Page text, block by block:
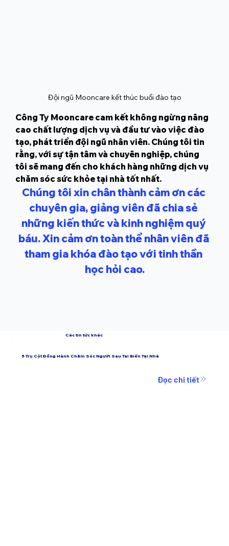
Đội ngũ Mooncare kết thúc buổi đào tạo
Công Ty Mooncare cam kết không ngừng nâng
cao chất lượng dịch vụ và đầu tư vào việc đào
tạo, phát triển đội ngũ nhân viên. Chúng tôi tin
rằng, với sự tận tâm và chuyên nghiệp, chúng
tôi sẽ mang đến cho khách hàng những dịch vụ
chăm sóc sức khỏe tại nhà tốt nhất.
Chúng tôi xin chân thành cảm ơn các
chuyên gia, giảng viên đã chia sẻ
những kiến thức và kinh nghiệm quý
báu. Xin cảm ơn toàn thể nhân viên đã
tham gia khóa đào tạo với tinh thần
học hỏi cao.
Các tin tức khác
5 Trụ Cột Đồng Hành Chăm Sóc Người Sau Tai Biến Tại Nhà
Đọc chi tiết